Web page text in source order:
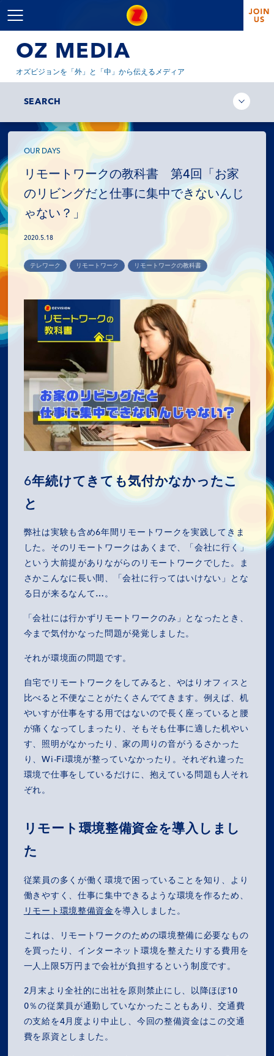
OZ MEDIA
オズビジョンを「外」と「中」から伝えるメディア
SEARCH
OUR DAYS
リモートワークの教科書 第4回「お家
のリビングだと仕事に集中できないんじ
ゃない？」
2020.5.18
テレワーク リモートワーク リモートワークの教科書
6年続けてきても気付かなかったこ
と
弊社は実験も含め6年間リモートワークを実践してきま
した。そのリモートワークはあくまで、「会社に行く」
という大前提がありながらのリモートワークでした。ま
さかこんなに長い間、「会社に行ってはいけない」とな
る日が来るなんて…。
「会社には行かずリモートワークのみ」となったとき、
今まで気付かなった問題が発覚しました。
それが環境面の問題です。
自宅でリモートワークをしてみると、やはりオフィスと
比べると不便なことがたくさんでてきます。例えば、机
やいすが仕事をする用ではないので長く座っていると腰
が痛くなってしまったり、そもそも仕事に適した机やい
す、照明がなかったり、家の周りの音がうるさかった
り、Wi-Fi環境が整っていなかったり。それぞれ違った
環境で仕事をしているだけに、抱えている問題も人それ
ぞれ。
リモート環境整備資金を導入しまし
た
従業員の多くが働く環境で困っていることを知り、より
働きやすく、仕事に集中できるような環境を作るため、
リモート環境整備資金 を導入しました。
これは、リモートワークのための環境整備に必要なもの
を買ったり、インターネット環境を整えたりする費用を
一人上限5万円まで会社が負担するという制度です。
2月末より全社的に出社を原則禁止にし、以降ほぼ10
0％の従業員が通勤していなかったこともあり、交通費
の支給を4月度より中止し、今回の整備資金はこの交通
費を原資としました。